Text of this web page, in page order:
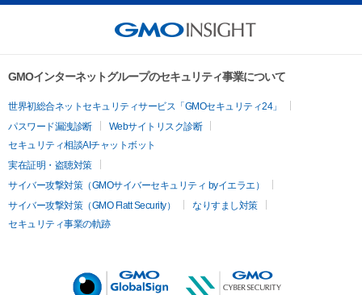
GMOインターネットグループのセキュリティ事業について
世界初総合ネットセキュリティサービス「GMOセキュリティ24」
パスワード漏洩診断
Webサイトリスク診断
セキュリティ相談AIチャットボット
実在証明・盗聴対策
サイバー攻撃対策（GMOサイバーセキュリティ byイエラエ）
サイバー攻撃対策（GMO Flatt Security）
なりすまし対策
セキュリティ事業の軌跡